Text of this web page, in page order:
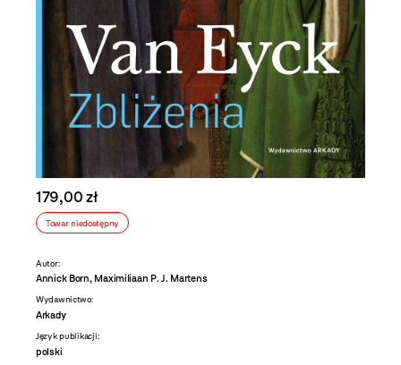
179,00 zł
Towar niedostępny
Autor:
Annick Born, Maximiliaan P. J. Martens
Wydawnictwo:
Arkady
Język publikacji:
polski